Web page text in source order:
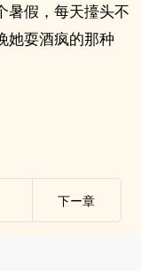
暑假，每天擡头不
她耍酒疯的那种
下ー章